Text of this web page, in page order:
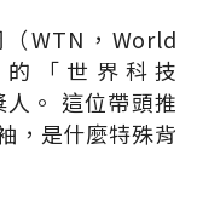
WTN，World
的「世界科技
。 這位帶頭推
，是什麼特殊背